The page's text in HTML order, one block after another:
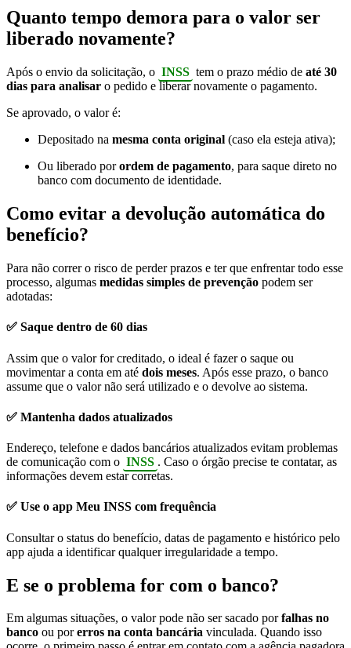
Quanto tempo demora para o valor ser
liberado novamente?
Após o envio da solicitação, o INSS tem o prazo médio de até 30
dias para analisar o pedido e liberar novamente o pagamento.
Se aprovado, o valor é:
Depositado na mesma conta original (caso ela esteja ativa);
Ou liberado porordem de pagamento, para saque direto no
banco com documento de identidade.
Como evitar a devolução automática do
benefício?
Para não correr o risco de perder prazos e ter que enfrentar todo esse
processo, algumas medidas simples de prevenção podem ser
adotadas:
✅ Saque dentro de 60 dias
Assim que o valor for creditado, o ideal é fazer o saque ou
movimentar a conta em até dois meses. Após esse prazo, o banco
assume que o valor não será utilizado e o devolve ao sistema.
✅ Mantenha dados atualizados
Endereço, telefone e dados bancários atualizados evitam problemas
de comunicação com o INSS . Caso o órgão precise te contatar, as
informações devem estar corretas.
✅ Use o app Meu INSS com frequência
Consultar o status do benefício, datas de pagamento e histórico pelo
app ajuda a identificar qualquer irregularidade a tempo.
E se o problema for com o banco?
Em algumas situações, o valor pode não ser sacado porfalhas no
banco ou porerros na conta bancária vinculada. Quando isso